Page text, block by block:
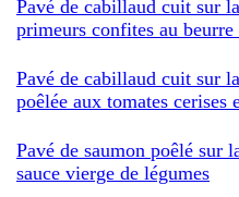
Pavé de cabillaud cuit sur
primeurs confites au beurre
Pavé de cabillaud cuit sur
poêlée aux tomates cerises
Pavé de saumon poêlé sur
sauce vierge de légumes